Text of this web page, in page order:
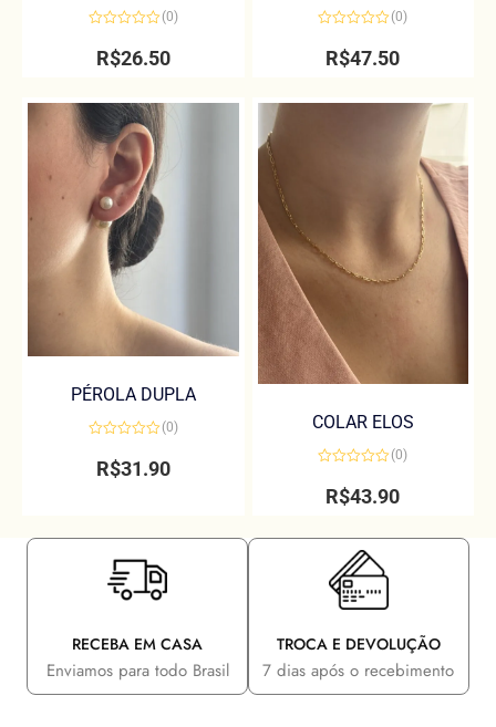
de
(0)
R$26.50
de
(0)
R$47.50
PÉROLA DUPLA
de
(0)
R$31.90
COLAR ELOS
de
(0)
R$43.90
RECEBA EM CASA
Enviamos para todo Brasil
TROCA E DEVOLUÇÃO
7 dias após o recebimento